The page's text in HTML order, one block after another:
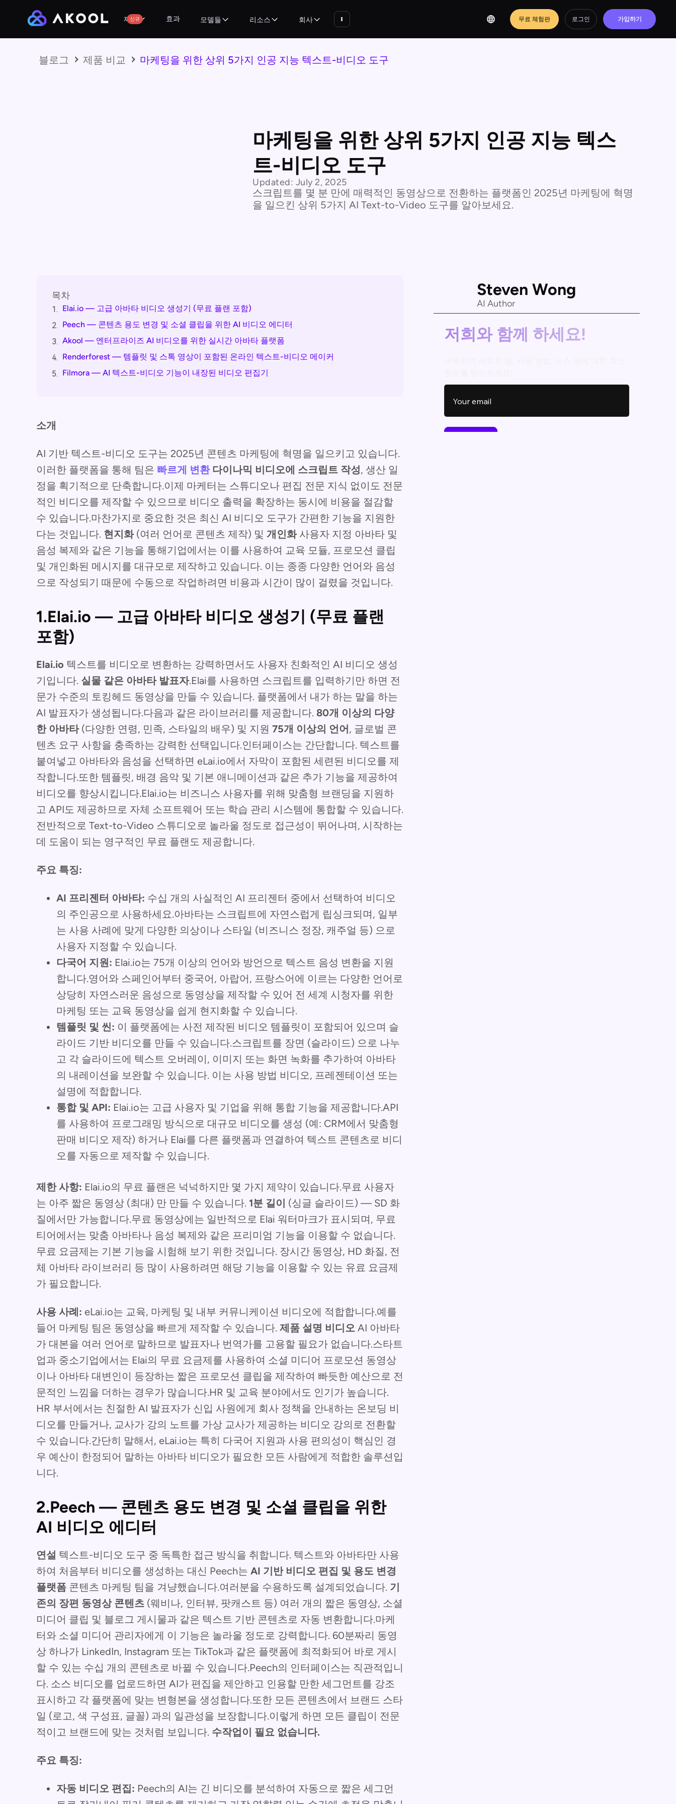
제품
신규 효과 모델들 리소스 회사 무료 체험판 로그인 가입하기
블로그 제품 비교 마케팅을 위한 상위 5가지 인공 지능 텍스트-비디오 도구
마케팅을 위한 상위 5가지 인공 지능 텍스
트-비디오 도구
Updated: July 2, 2025
스크립트를 몇 분 만에 매력적인 동영상으로 전환하는 플랫폼인 2025년 마케팅에 혁명
을 일으킨 상위 5가지 AI Text-to-Video 도구를 알아보세요.
목차
1. Elai.io — 고급 아바타 비디오 생성기 (무료 플랜 포함)
2. Peech — 콘텐츠 용도 변경 및 소셜 클립을 위한 AI 비디오 에디터
3. Akool — 엔터프라이즈 AI 비디오를 위한 실시간 아바타 플랫폼
4. Renderforest — 템플릿 및 스톡 영상이 포함된 온라인 텍스트-비디오 메이커
5. Filmora — AI 텍스트-비디오 기능이 내장된 비디오 편집기
소개
AI 기반 텍스트-비디오 도구는 2025년 콘텐츠 마케팅에 혁명을 일으키고 있습니다.
이러한 플랫폼을 통해 팀은 빠르게 변환다이나믹 비디오에 스크립트 작성, 생산 일
정을 획기적으로 단축합니다.이제 마케터는 스튜디오나 편집 전문 지식 없이도 전문
적인 비디오를 제작할 수 있으므로 비디오 출력을 확장하는 동시에 비용을 절감할
수 있습니다.마찬가지로 중요한 것은 최신 AI 비디오 도구가 간편한 기능을 지원한
다는 것입니다. 현지화(여러 언어로 콘텐츠 제작) 및 개인화사용자 지정 아바타 및
음성 복제와 같은 기능을 통해기업에서는 이를 사용하여 교육 모듈, 프로모션 클립
및 개인화된 메시지를 대규모로 제작하고 있습니다. 이는 종종 다양한 언어와 음성
으로 작성되기 때문에 수동으로 작업하려면 비용과 시간이 많이 걸렸을 것입니다.
1.Elai.io — 고급 아바타 비디오 생성기 (무료 플랜
포함)
Elai.io 텍스트를 비디오로 변환하는 강력하면서도 사용자 친화적인 AI 비디오 생성
기입니다. 실물 같은 아바타 발표자.Elai를 사용하면 스크립트를 입력하기만 하면 전
문가 수준의 토킹헤드 동영상을 만들 수 있습니다. 플랫폼에서 내가 하는 말을 하는
AI 발표자가 생성됩니다.다음과 같은 라이브러리를 제공합니다. 80개 이상의 다양
한 아바타(다양한 연령, 민족, 스타일의 배우) 및 지원 75개 이상의 언어, 글로벌 콘
텐츠 요구 사항을 충족하는 강력한 선택입니다.인터페이스는 간단합니다. 텍스트를
붙여넣고 아바타와 음성을 선택하면 eLai.io에서 자막이 포함된 세련된 비디오를 제
작합니다.또한 템플릿, 배경 음악 및 기본 애니메이션과 같은 추가 기능을 제공하여
비디오를 향상시킵니다.Elai.io는 비즈니스 사용자를 위해 맞춤형 브랜딩을 지원하
고 API도 제공하므로 자체 소프트웨어 또는 학습 관리 시스템에 통합할 수 있습니다.
전반적으로 Text-to-Video 스튜디오로 놀라울 정도로 접근성이 뛰어나며, 시작하는
데 도움이 되는 영구적인 무료 플랜도 제공합니다.
주요 특징:
AI 프리젠터 아바타: 수십 개의 사실적인 AI 프리젠터 중에서 선택하여 비디오
의 주인공으로 사용하세요.아바타는 스크립트에 자연스럽게 립싱크되며, 일부
는 사용 사례에 맞게 다양한 의상이나 스타일 (비즈니스 정장, 캐주얼 등) 으로
사용자 지정할 수 있습니다.
다국어 지원: Elai.io는 75개 이상의 언어와 방언으로 텍스트 음성 변환을 지원
합니다.영어와 스페인어부터 중국어, 아랍어, 프랑스어에 이르는 다양한 언어로
상당히 자연스러운 음성으로 동영상을 제작할 수 있어 전 세계 시청자를 위한
마케팅 또는 교육 동영상을 쉽게 현지화할 수 있습니다.
템플릿 및 씬: 이 플랫폼에는 사전 제작된 비디오 템플릿이 포함되어 있으며 슬
라이드 기반 비디오를 만들 수 있습니다.스크립트를 장면 (슬라이드) 으로 나누
고 각 슬라이드에 텍스트 오버레이, 이미지 또는 화면 녹화를 추가하여 아바타
의 내레이션을 보완할 수 있습니다. 이는 사용 방법 비디오, 프레젠테이션 또는
설명에 적합합니다.
통합 및 API: Elai.io는 고급 사용자 및 기업을 위해 통합 기능을 제공합니다.API
를 사용하여 프로그래밍 방식으로 대규모 비디오를 생성 (예: CRM에서 맞춤형
판매 비디오 제작) 하거나 Elai를 다른 플랫폼과 연결하여 텍스트 콘텐츠로 비디
오를 자동으로 제작할 수 있습니다.
제한 사항: Elai.io의 무료 플랜은 넉넉하지만 몇 가지 제약이 있습니다.무료 사용자
는 아주 짧은 동영상 (최대) 만 만들 수 있습니다. 1분 길이 (싱글 슬라이드) — SD 화
질에서만 가능합니다.무료 동영상에는 일반적으로 Elai 워터마크가 표시되며, 무료
티어에서는 맞춤 아바타나 음성 복제와 같은 프리미엄 기능을 이용할 수 없습니다.
무료 요금제는 기본 기능을 시험해 보기 위한 것입니다. 장시간 동영상, HD 화질, 전
체 아바타 라이브러리 등 많이 사용하려면 해당 기능을 이용할 수 있는 유료 요금제
가 필요합니다.
사용 사례: eLai.io는 교육, 마케팅 및 내부 커뮤니케이션 비디오에 적합합니다.예를
들어 마케팅 팀은 동영상을 빠르게 제작할 수 있습니다. 제품 설명 비디오 AI 아바타
가 대본을 여러 언어로 말하므로 발표자나 번역가를 고용할 필요가 없습니다.스타트
업과 중소기업에서는 Elai의 무료 요금제를 사용하여 소셜 미디어 프로모션 동영상
이나 아바타 대변인이 등장하는 짧은 프로모션 클립을 제작하여 빠듯한 예산으로 전
문적인 느낌을 더하는 경우가 많습니다.HR 및 교육 분야에서도 인기가 높습니다.
HR 부서에서는 친절한 AI 발표자가 신입 사원에게 회사 정책을 안내하는 온보딩 비
디오를 만들거나, 교사가 강의 노트를 가상 교사가 제공하는 비디오 강의로 전환할
수 있습니다.간단히 말해서, eLai.io는 특히 다국어 지원과 사용 편의성이 핵심인 경
우 예산이 한정되어 말하는 아바타 비디오가 필요한 모든 사람에게 적합한 솔루션입
니다.
2.Peech — 콘텐츠 용도 변경 및 소셜 클립을 위한
AI 비디오 에디터
연설 텍스트-비디오 도구 중 독특한 접근 방식을 취합니다. 텍스트와 아바타만 사용
하여 처음부터 비디오를 생성하는 대신 Peech는 AI 기반 비디오 편집 및 용도 변경
플랫폼 콘텐츠 마케팅 팀을 겨냥했습니다.여러분을 수용하도록 설계되었습니다. 기
존의 장편 동영상 콘텐츠 (웨비나, 인터뷰, 팟캐스트 등) 여러 개의 짧은 동영상, 소셜
미디어 클립 및 블로그 게시물과 같은 텍스트 기반 콘텐츠로 자동 변환합니다.마케
터와 소셜 미디어 관리자에게 이 기능은 놀라울 정도로 강력합니다. 60분짜리 동영
상 하나가 LinkedIn, Instagram 또는 TikTok과 같은 플랫폼에 최적화되어 바로 게시
할 수 있는 수십 개의 콘텐츠로 바뀔 수 있습니다.Peech의 인터페이스는 직관적입니
다. 소스 비디오를 업로드하면 AI가 편집을 제안하고 인용할 만한 세그먼트를 강조
표시하고 각 플랫폼에 맞는 변형본을 생성합니다.또한 모든 콘텐츠에서 브랜드 스타
일 (로고, 색 구성표, 글꼴) 과의 일관성을 보장합니다.이렇게 하면 모든 클립이 전문
적이고 브랜드에 맞는 것처럼 보입니다. 수작업이 필요 없습니다.
주요 특징:
자동 비디오 편집: Peech의 AI는 긴 비디오를 분석하여 자동으로 짧은 세그먼
Steven Wong
AI Author
저희와 함께 하세요!